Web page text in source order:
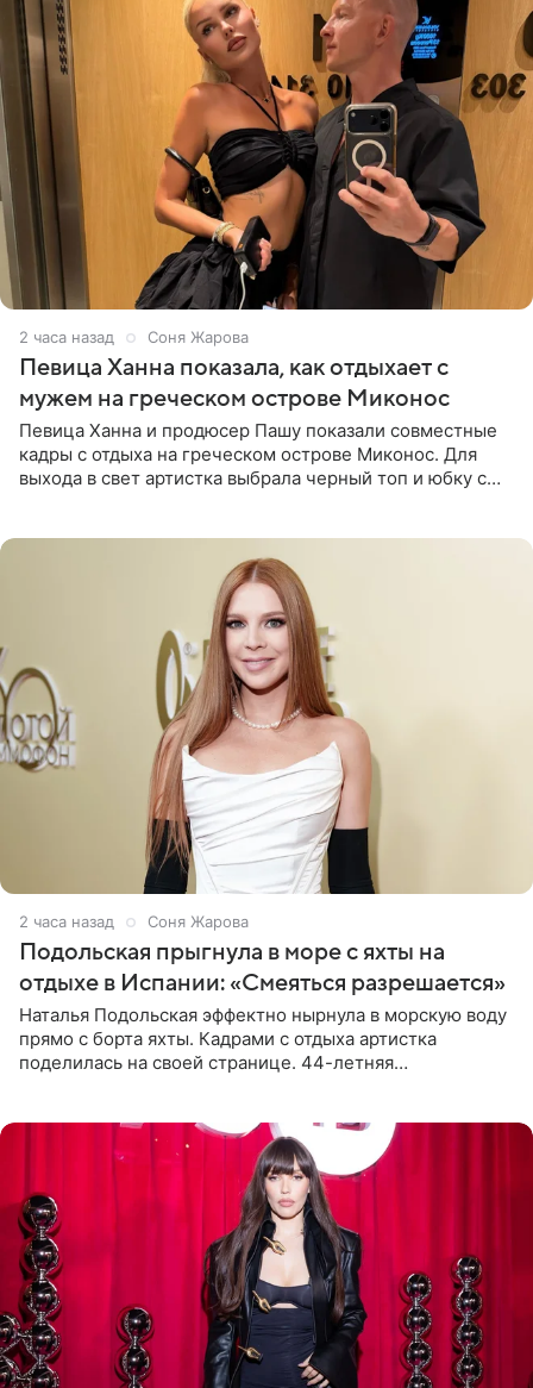
2 часа назад Соня Жарова
Певица Ханна показала, как отдыхает с
мужем на греческом острове Миконос
Певица Ханна и продюсер Пашу показали совместные
кадры с отдыха на греческом острове Миконос. Для
выхода в свет артистка выбрала черный топ и юбку с
2 часа назад Соня Жарова
Подольская прыгнула в море с яхты на
отдыхе в Испании: «Смеяться разрешается»
Наталья Подольская эффектно нырнула в морскую воду
прямо с борта яхты. Кадрами с отдыха артистка
поделилась на своей странице. 44-летняя